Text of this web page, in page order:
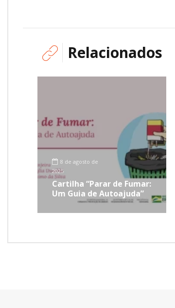
Relacionados
8 de agosto de
2025
Cartilha “Parar de Fumar:
Um Guia de Autoajuda”